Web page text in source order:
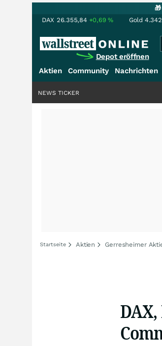
DAX 26.355,84 +0,69% Gold
Depot eröffnen
Aktien Community Nachrichten
NEWS TICKER
Startseite Aktien Gerresheimer